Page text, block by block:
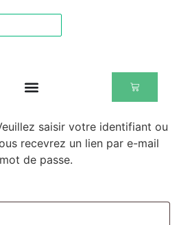
saisir votre identifiant ou
recevrez un lien par e-mail
de passe.